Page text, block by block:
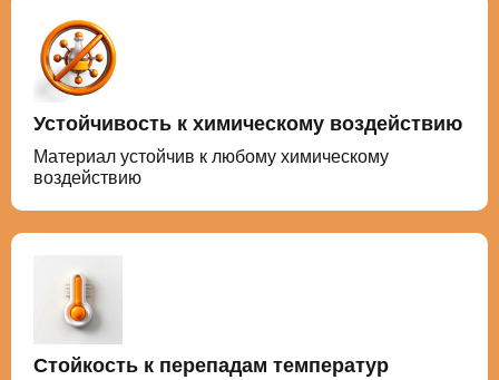
Устойчивость к химическому воздействию
Материал устойчив к любому химическому
воздействию
Стойкость к перепадам температур